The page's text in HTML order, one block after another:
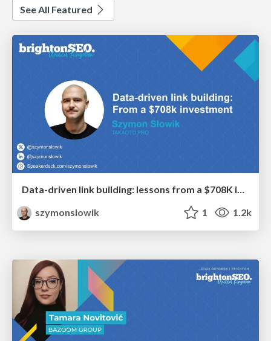
See All Featured
Data-driven link building: lessons from a $708K investment (BrightonSEO talk)
szymonslowik
1 1.2k